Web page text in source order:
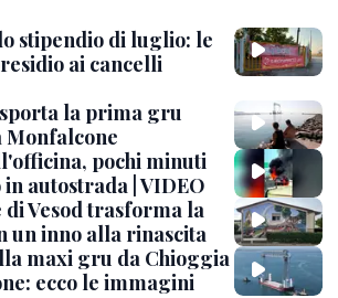
stipendio di luglio: le
ai cancelli
la prima gru
Monfalcone
pochi minuti
in autostrada | VIDEO
Vesod trasforma la
un inno alla rinascita
maxi gru da Chioggia
ecco le immagini